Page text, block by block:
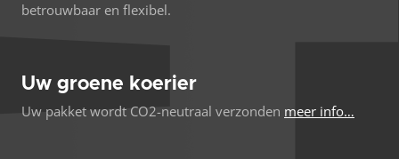
betrouwbaar en flexibel.
Uw groene koerier
Uw pakket wordt CO2-neutraal verzonden meer info…